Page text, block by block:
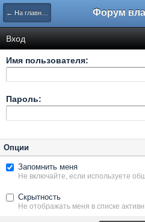
← На главную
Вход
Имя пользователя:
Пароль:
Опции
Запомнить меня
Не включайте, если используете
Скрытность
Не отображать меня в списке